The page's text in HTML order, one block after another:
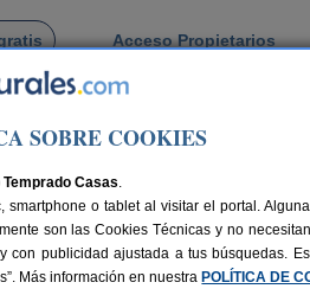
Acceso Propietarios
Compartir:
SOBRE COOKIES
Temprado Casas.
o tablet al visitar el portal.
son las Cookies Técnicas y no
publicidad ajustada a tus búsquedas.
Más información en nuestra POLÍTICA DE